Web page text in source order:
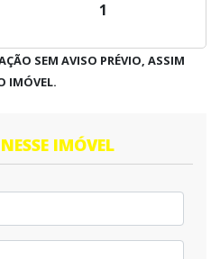
1
SEM AVISO PRÉVIO, ASSIM
IMÓVEL.
IMÓVEL